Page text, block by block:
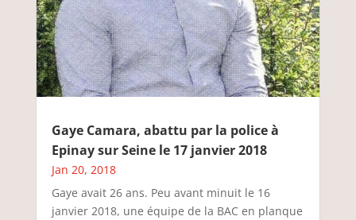
Gaye Camara, abattu par la police à
Epinay sur Seine le 17 janvier 2018
Jan 20, 2018
Gaye avait 26 ans. Peu avant minuit le 16
janvier 2018, une équipe de la BAC en planque